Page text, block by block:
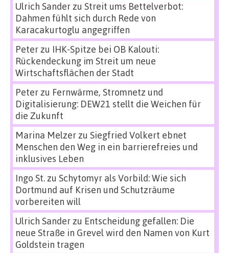
Ulrich Sanderzu Streit ums Bettelverbot:
Dahmen fühlt sich durch Rede von
Karacakurtoglu angegriffen
Peterzu IHK-Spitze bei OB Kalouti:
Rückendeckung im Streit um neue
Wirtschaftsflächen der Stadt
Peterzu Fernwärme, Stromnetz und
Digitalisierung: DEW21 stellt die Weichen für
die Zukunft
Marina Melzerzu Siegfried Volkert ebnet
Menschen den Weg in ein barrierefreies und
inklusives Leben
Ingo St.zu Schytomyr als Vorbild: Wie sich
Dortmund auf Krisen und Schutzräume
vorbereiten will
Ulrich Sanderzu Entscheidung gefallen: Die
neue Straße in Grevel wird den Namen von Kurt
Goldstein tragen